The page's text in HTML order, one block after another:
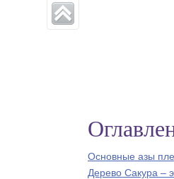
Основные азы
Дерево Сакура –